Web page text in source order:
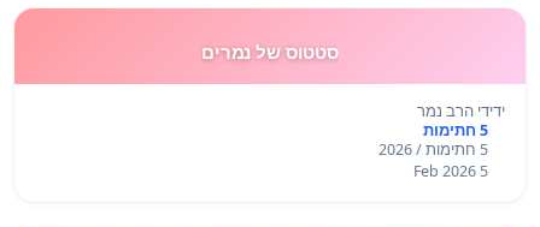
סטטוס של נמרים
ידידי הרב נמר
5 חתימות
5 חתימות / 2026
5 Feb 2026